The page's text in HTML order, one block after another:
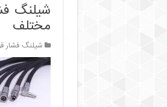
شیلنگ
مختلف
شیلنگ فشار